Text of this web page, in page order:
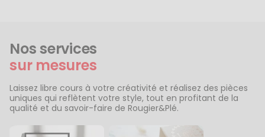
Nos services
sur mesures
Laissez libre cours à votre créativité et réalisez des pièces
uniques qui reflètent votre style, tout en profitant de la
qualité et du savoir-faire de Rougier&Plé.